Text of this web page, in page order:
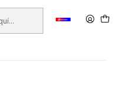
Pizarras Acrilicas